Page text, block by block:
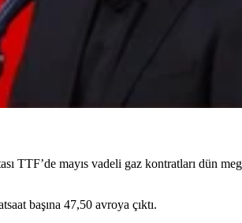
mayıs vadeli gaz kontratları dün
başına 47,50 avroya çıktı.